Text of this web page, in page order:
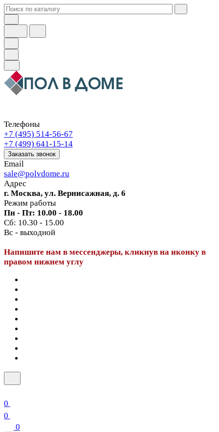
Телефоны
+7 (495) 514-56-67
+7 (499) 641-15-14
Заказать звонок
Email
sale@polvdome.ru
Адрес
г. Москва, ул. Вернисажная, д. 6
Режим работы
Пн - Пт: 10.00 - 18.00
Сб: 10.30 - 15.00
Вс - выходной
Напишите нам в мессенджеры, кликнув на иконку в
правом нижнем углу
0
0
0